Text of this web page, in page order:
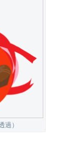
）